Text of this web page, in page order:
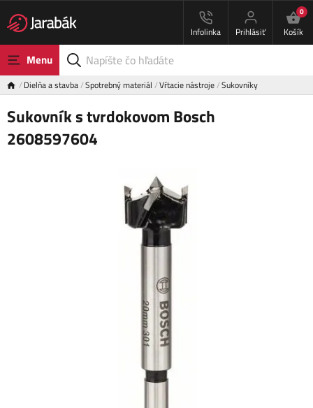
Infolinka Prihlásiť
0
Košík
Menu
Dielňa a stavba Spotrebný materiál Vŕtacie nástroje Sukovníky
Sukovník s tvrdokovom Bosch
2608597604